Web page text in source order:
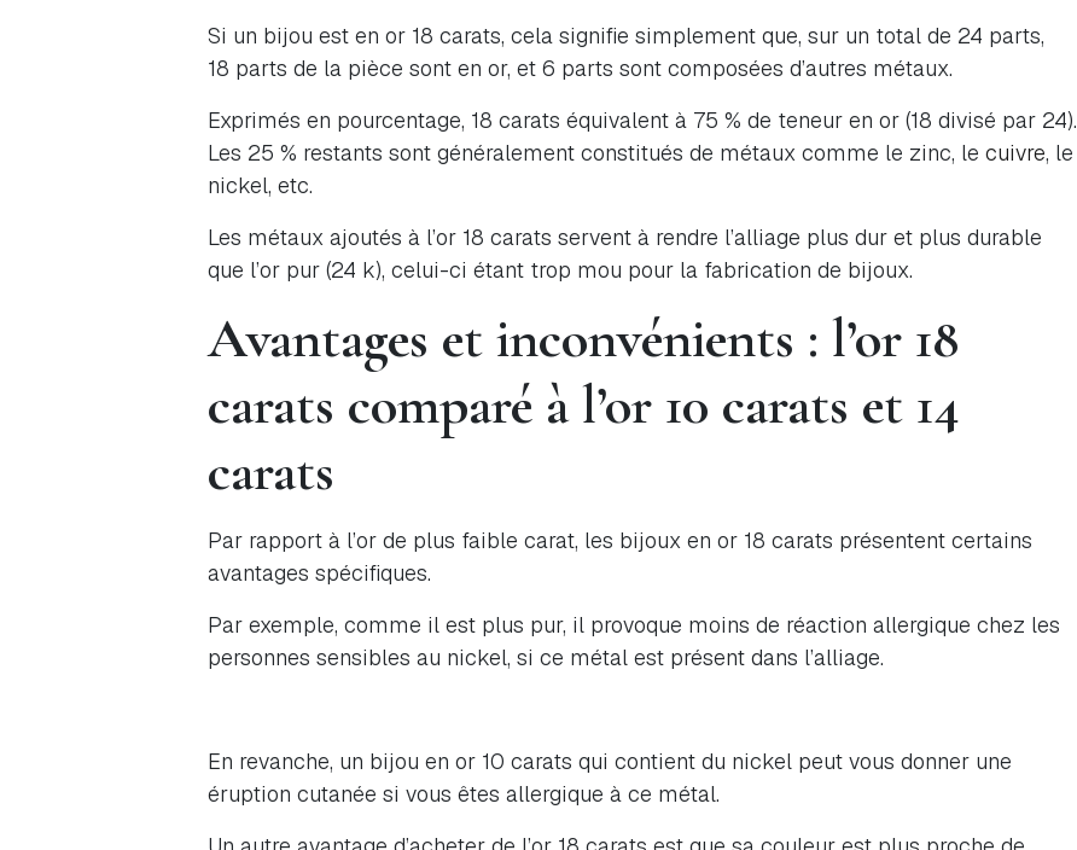
Si un bijou est en or 18 carats, cela signifie simplement que, sur un total de 24 parts,
18 parts de la pièce sont en or, et 6 parts sont composées d’autres métaux.
Exprimés en pourcentage, 18 carats équivalent à 75 % de teneur en or (18 divisé par 24).
Les 25 % restants sont généralement constitués de métaux comme le zinc, le cuivre, le
nickel, etc.
Les métaux ajoutés à l’or 18 carats servent à rendre l’alliage plus dur et plus durable
que l’or pur (24 k), celui-ci étant trop mou pour la fabrication de bijoux.
Avantages et inconvénients : l’or 18
carats comparé à l’or 10 carats et 14
carats
Par rapport à l’or de plus faible carat, les bijoux en or 18 carats présentent certains
avantages spécifiques.
Par exemple, comme il est plus pur, il provoque moins de réaction allergique chez les
personnes sensibles au nickel, si ce métal est présent dans l’alliage.
En revanche, un bijou en or 10 carats qui contient du nickel peut vous donner une
éruption cutanée si vous êtes allergique à ce métal.